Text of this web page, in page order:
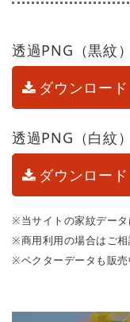
透過PNG（黒紋）
ダウンロー
透過PNG（白紋）
ダウンロー
※当サイトの家紋データ
※商用利用の場合はご相
※ベクターデータも販売